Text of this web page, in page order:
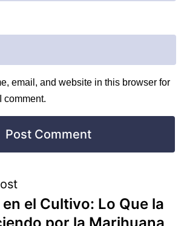
email, and website in this browser for
comment.
el Cultivo: Lo Que la